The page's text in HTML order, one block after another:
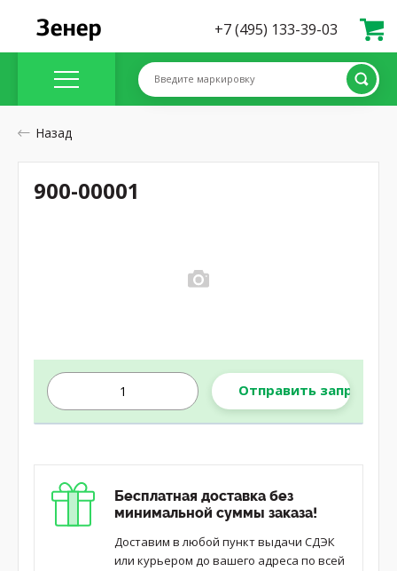
+7 (495) 133-39-03
Введите маркировку
Назад
Отправить запрос
Бесплатная доставка без
минимальной суммы заказа!
Доставим в любой пункт выдачи СДЭК
или курьером до вашего адреса по всей
900-00001